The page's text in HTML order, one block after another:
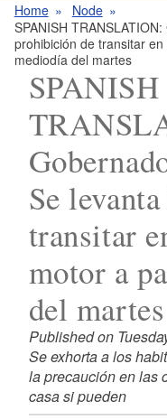
Home
Node
SPANISH
prohibición de transitar
mediodía del martes
SPANISH
Se
transitar
motor a
del martes
Published on
Se exhorta a los
la precaución en las
casa si pueden